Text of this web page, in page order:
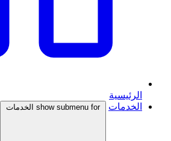
الرئيسية
الخدمات
show submenu for الخدمات